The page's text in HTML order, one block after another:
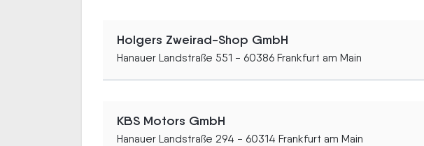
Holgers Zweirad-Shop GmbH
Hanauer Landstraße 551 - 60386 Frankfurt am Main
KBS Motors GmbH
Hanauer Landstraße 294 - 60314 Frankfurt am Main